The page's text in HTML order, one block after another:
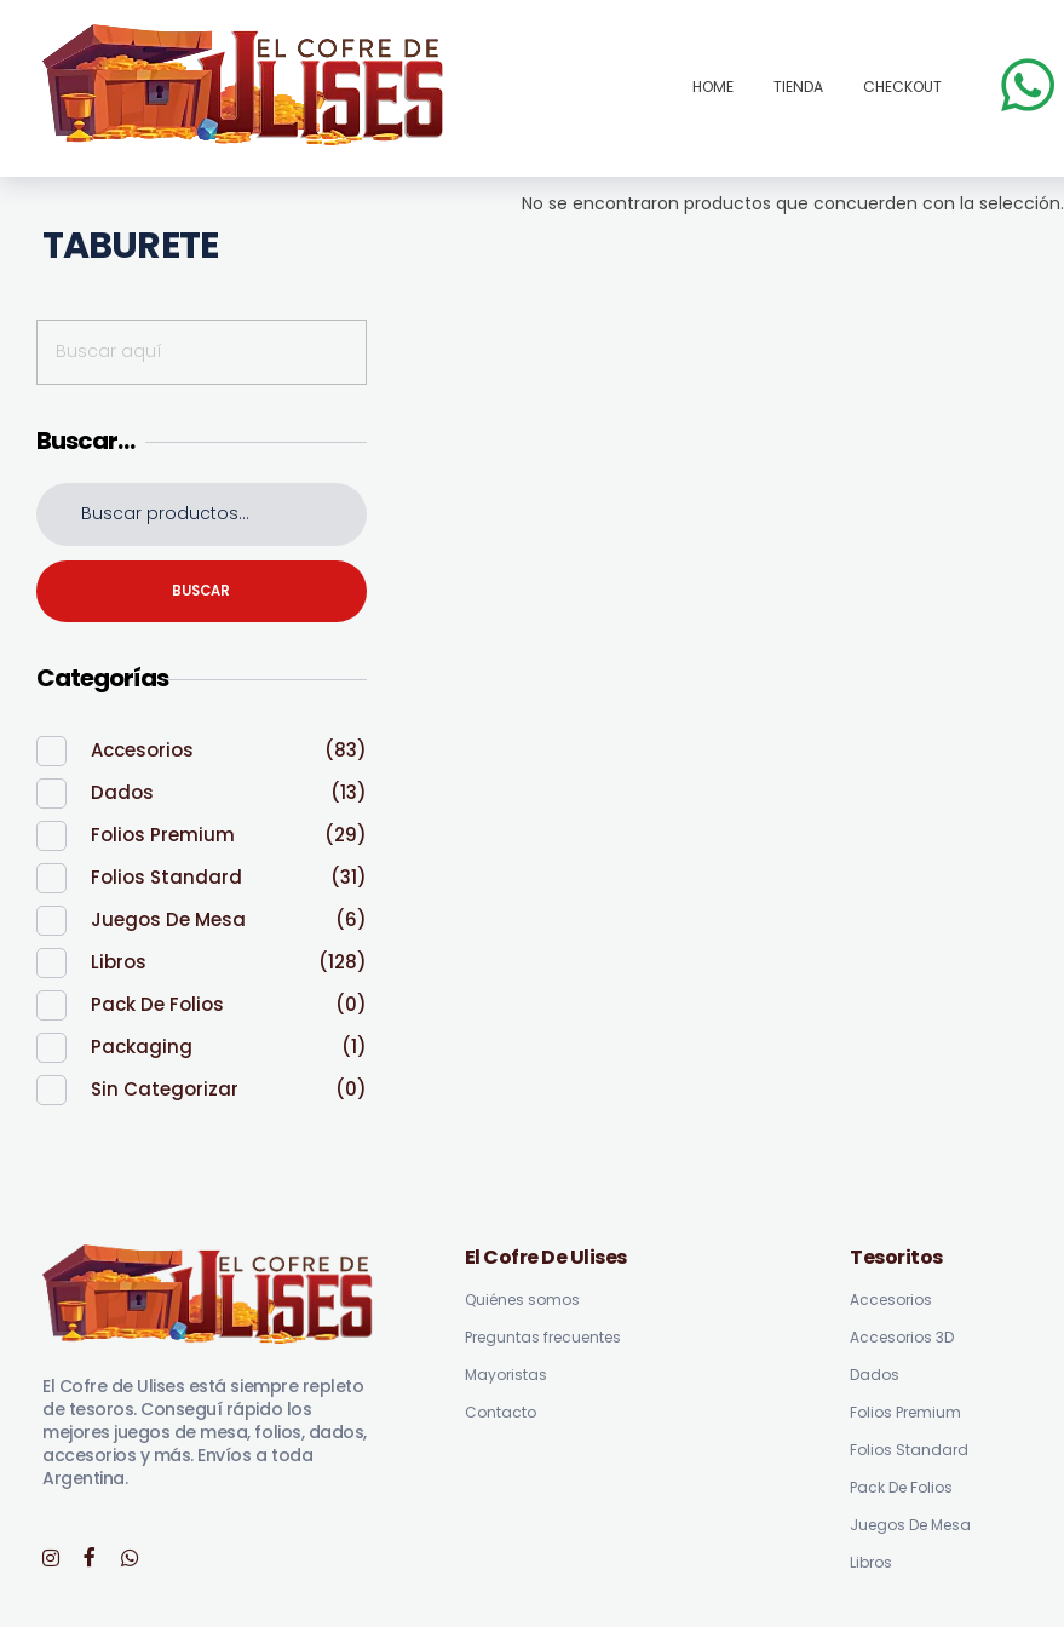
HOME TIENDA CHECKOUT
TABURETE
No se encontraron productos que concuerden con la selección.
Buscar…
BUSCAR
Categorías
Accesorios
(83)
Dados
(13)
Folios Premium
(29)
Folios Standard
(31)
Juegos De Mesa
(6)
Libros
(128)
Pack De Folios
(0)
Packaging
(1)
Sin Categorizar
(0)
El Cofre de Ulises está siempre repleto
de tesoros. Conseguí rápido los
mejores juegos de mesa, folios, dados,
accesorios y más. Envíos a toda
Argentina.
El Cofre De Ulises
Quiénes somos
Preguntas frecuentes
Mayoristas
Contacto
Tesoritos
Accesorios
Accesorios 3D
Dados
Folios Premium
Folios Standard
Pack De Folios
Juegos De Mesa
Libros